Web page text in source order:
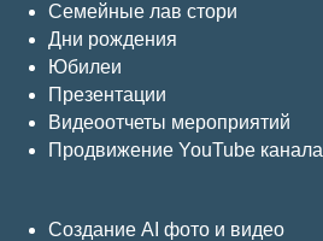
Семейные лав стори
Дни рождения
Юбилеи
Презентации
Видеоотчеты мероприятий
Продвижение YouTube канала
Создание AI фото и видео